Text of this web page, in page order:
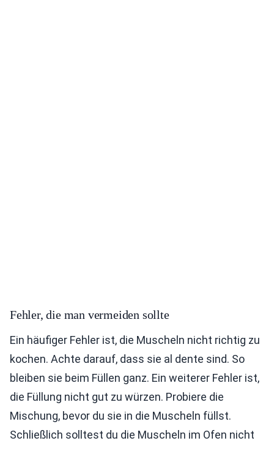
Fehler, die man vermeiden sollte
Ein häufiger Fehler ist, die Muscheln nicht richtig zu
kochen. Achte darauf, dass sie al dente sind. So
bleiben sie beim Füllen ganz. Ein weiterer Fehler ist,
die Füllung nicht gut zu würzen. Probiere die
Mischung, bevor du sie in die Muscheln füllst.
Schließlich solltest du die Muscheln im Ofen nicht